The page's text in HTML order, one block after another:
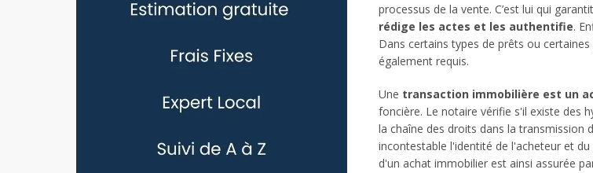
processus de la vente. C’est lui qui
rédige les actes et les authentifie.
Dans certains types de prêts ou
également requis.
Une transaction immobilière est un
foncière. Le notaire vérifie s'il existe des
la chaîne des droits dans la transmission
incontestable l'identité de l'acheteur et
d'un achat immobilier est ainsi assurée